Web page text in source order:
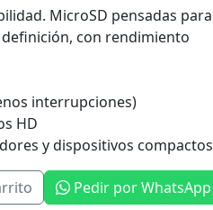
MicroSD pensadas para
con rendimiento
interrupciones)
HD
y dispositivos compactos
Pedir por WhatsApp